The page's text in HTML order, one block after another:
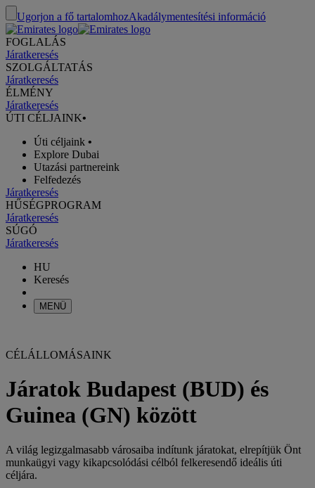
Ugorjon a fő tartalomhozAkadálymentesítési információ
FOGLALÁS
Járatkeresés
SZOLGÁLTATÁS
Járatkeresés
ÉLMÉNY
Járatkeresés
ÚTI CÉLJAINK•
Úti céljaink •
Explore Dubai
Utazási partnereink
Felfedezés
Járatkeresés
HŰSÉGPROGRAM
Járatkeresés
SÚGÓ
Járatkeresés
HU
Keresés
MENÜ
CÉLÁLLOMÁSAINK
Járatok Budapest (BUD) és
Guinea (GN) között
A világ legizgalmasabb városaiba indítunk járatokat, elrepítjük Önt
munkaügyi vagy kikapcsolódási célból felkeresendő ideális úti
céljára.